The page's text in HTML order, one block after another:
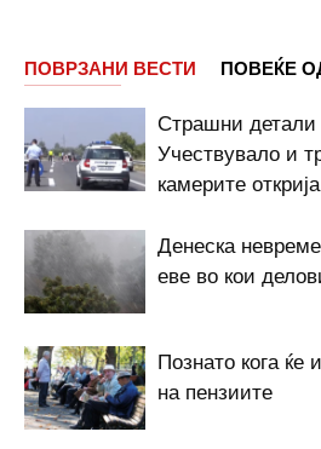
ПОВРЗАНИ ВЕСТИ ПОВЕЌЕ
Страшни детали
Учествувало и
камерите
Денеска
еве во кои
Познато кога
на пензиите